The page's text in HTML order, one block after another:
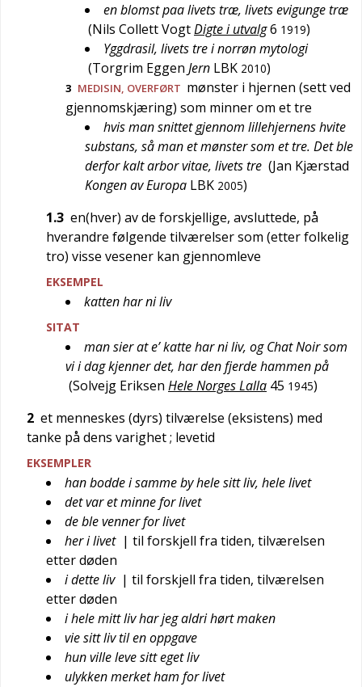
en blomst paa livets træ, livets evigunge træ
(Nils Collett VogtDigte i utvalg6 1919)
Yggdrasil, livets tre i norrøn mytologi
(Torgrim Eggen Jern LBK 2010)
3 MEDISIN, OVERFØRT mønster i hjernen (sett ved
gjennomskjæring) som minner om et tre
hvis man snittet gjennom lillehjernens hvite
substans, så man et mønster som et tre. Det ble
derfor kalt arbor vitae, livets tre (Jan Kjærstad
Kongen av Europa LBK 2005)
1.3 en(hver) av de forskjellige, avsluttede, på
hverandre følgende tilværelser som (etter folkelig
tro) visse vesener kan gjennomleve
EKSEMPEL
katten har ni liv
SITAT
man sier at e’ katte har ni liv, og Chat Noir som
vi i dag kjenner det, har den fjerde hammen på
(Solvejg Eriksen Hele Norges Lalla 45 1945)
2 et menneskes (dyrs) tilværelse (eksistens) med
tanke på dens varighet; levetid
EKSEMPLER
han bodde i samme by hele sitt liv, hele livet
det var et minne for livet
de ble venner for livet
her i livet | til forskjell fra tiden, tilværelsen
etter døden
i dette liv | til forskjell fra tiden, tilværelsen
etter døden
i hele mitt liv har jeg aldri hørt maken
vie sitt liv til en oppgave
hun ville leve sitt eget liv
ulykken merket ham for livet